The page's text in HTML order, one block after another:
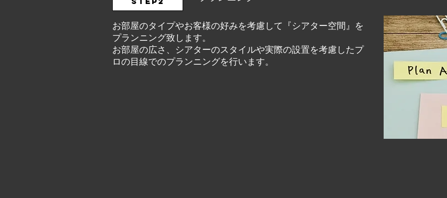
お部屋のタイプやお客様の好みを考慮して『シアター空間』を
プランニング致します。
お部屋の広さ、シアターのスタイルや実際の設置を考慮したプ
ロの目線でのプランニングを行います。